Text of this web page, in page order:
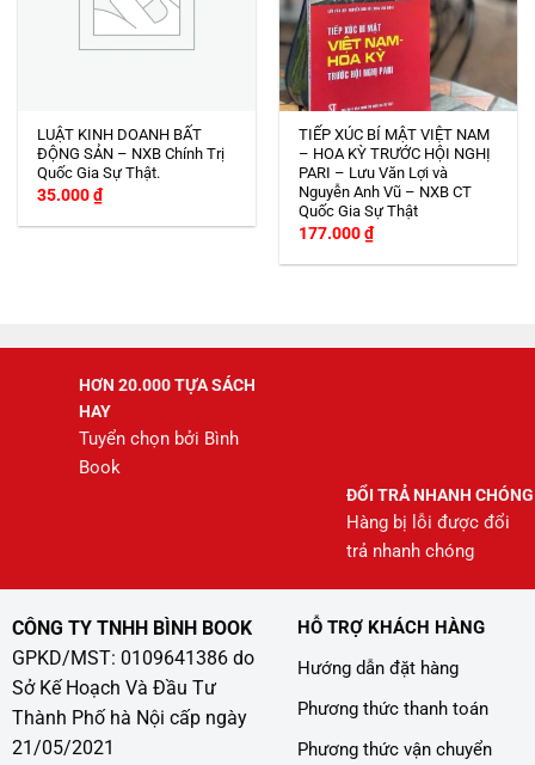
LUẬT KINH DOANH BẤT
ĐỘNG SẢN – NXB Chính Trị
Quốc Gia Sự Thật.
35.000₫
TIẾP XÚC BÍ MẬT VIỆT NAM
– HOA KỲ TRƯỚC HỘI NGHỊ
PARI – Lưu Văn Lợi và
Nguyễn Anh Vũ – NXB CT
Quốc Gia Sự Thật
177.000₫
HƠN 20.000 TỰA SÁCH
HAY
Tuyển chọn bởi Bình
Book
ĐỔI TRẢ NHANH CHÓNG
Hàng bị lỗi được đổi
trả nhanh chóng
CÔNG TY TNHH BÌNH BOOK
GPKD/MST: 0109641386 do
Sở Kế Hoạch Và Đầu Tư
Thành Phố hà Nội cấp ngày
21/05/2021
HỖ TRỢ KHÁCH HÀNG
Hướng dẫn đặt hàng
Phương thức thanh toán
Phương thức vận chuyển